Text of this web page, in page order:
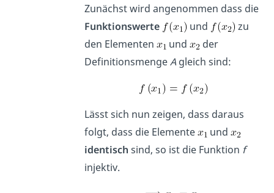
Zunächst wird angenommen dass die
Funktionswerte
und
zu
den Elementen
und
der
DefinitionsmengeAgleich sind:
Lässt sich nun zeigen, dass daraus
folgt, dass die Elemente
und
identisch sind, so ist die Funktion f
injektiv.